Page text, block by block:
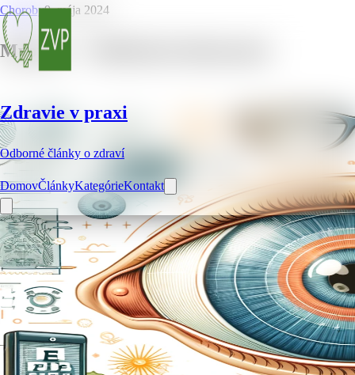
Zdravie v praxi
Odborné články o zdraví
DomovČlánkyKategórieKontakt
Choroby9. mája 2024
Myopia – 7 dôležitých informácií